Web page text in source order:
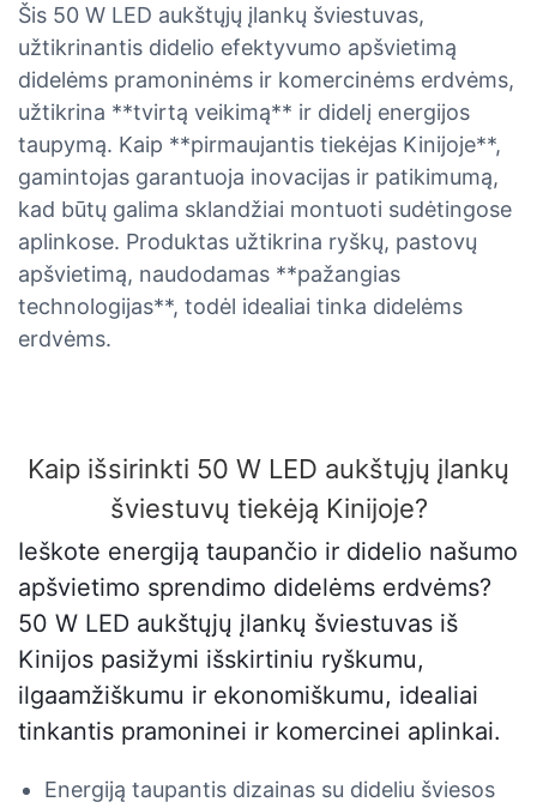
Šis 50 W LED aukštųjų įlankų šviestuvas,
užtikrinantis didelio efektyvumo apšvietimą
didelėms pramoninėms ir komercinėms erdvėms,
užtikrina **tvirtą veikimą** ir didelį energijos
taupymą. Kaip **pirmaujantis tiekėjas Kinijoje**,
gamintojas garantuoja inovacijas ir patikimumą,
kad būtų galima sklandžiai montuoti sudėtingose ​​
aplinkose. Produktas užtikrina ryškų, pastovų
apšvietimą, naudodamas **pažangias
technologijas**, todėl idealiai tinka didelėms
erdvėms.
Kaip išsirinkti 50 W LED aukštųjų įlankų
šviestuvų tiekėją Kinijoje?
Ieškote energiją taupančio ir didelio našumo
apšvietimo sprendimo didelėms erdvėms?
50 W LED aukštųjų įlankų šviestuvas iš
Kinijos pasižymi išskirtiniu ryškumu,
ilgaamžiškumu ir ekonomiškumu, idealiai
tinkantis pramoninei ir komercinei aplinkai.
Energiją taupantis dizainas su dideliu šviesos